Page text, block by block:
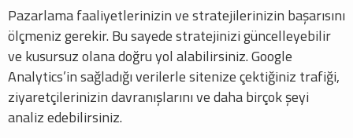
Pazarlama faaliyetlerinizin ve stratejilerinizin başarısını
ölçmeniz gerekir. Bu sayede stratejinizi güncelleyebilir
ve kusursuz olana doğru yol alabilirsiniz. Google
Analytics’in sağladığı verilerle sitenize çektiğiniz trafiği,
ziyaretçilerinizin davranışlarını ve daha birçok şeyi
analiz edebilirsiniz.